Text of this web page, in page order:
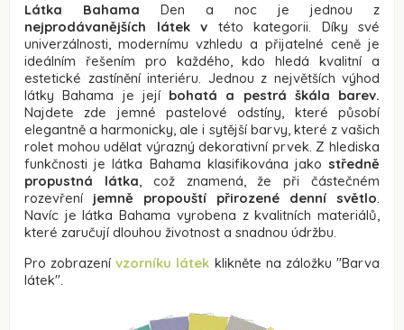
Látka Bahama Den a noc je jednou z
nejprodávanějších látek v této kategorii. Díky své
univerzálnosti, modernímu vzhledu a přijatelné ceně je
ideálním řešením pro každého, kdo hledá kvalitní a
estetické zastínění interiéru. Jednou z největších výhod
látky Bahama je její bohatá a pestrá škála barev.
Najdete zde jemné pastelové odstíny, které působí
elegantně a harmonicky, ale i sytější barvy, které z vašich
rolet mohou udělat výrazný dekorativní prvek. Z hlediska
funkčnosti je látka Bahama klasifikována jako středně
propustná látka, což znamená, že při částečném
rozevření jemně propouští přirozené denní světlo.
Navíc je látka Bahama vyrobena z kvalitních materiálů,
které zaručují dlouhou životnost a snadnou údržbu.
Pro zobrazenívzorníku látek klikněte na záložku"Barva
látek".